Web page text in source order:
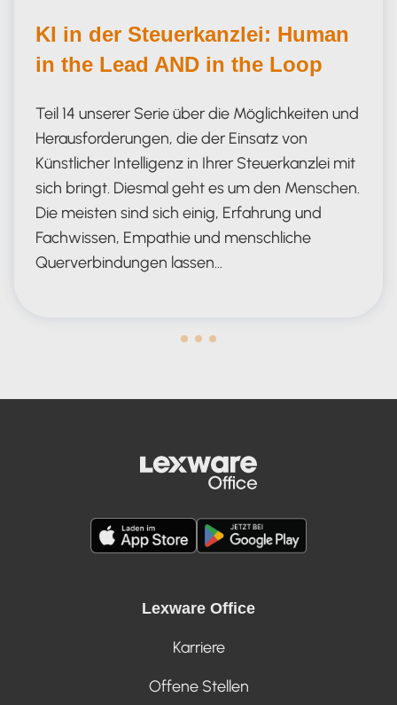
KI in der Steuerkanzlei: Human
in the Lead AND in the Loop
Teil 14 unserer Serie über die Möglichkeiten und
Herausforderungen, die der Einsatz von
Künstlicher Intelligenz in Ihrer Steuerkanzlei mit
sich bringt. Diesmal geht es um den Menschen.
Die meisten sind sich einig, Erfahrung und
Fachwissen, Empathie und menschliche
Querverbindungen lassen…
Lexware Office
Karriere
Offene Stellen